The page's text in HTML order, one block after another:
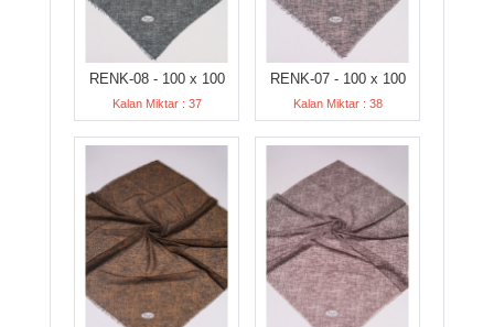
RENK-08 - 100 x 100
Kalan Miktar : 37
RENK-07 - 100 x 100
Kalan Miktar : 38